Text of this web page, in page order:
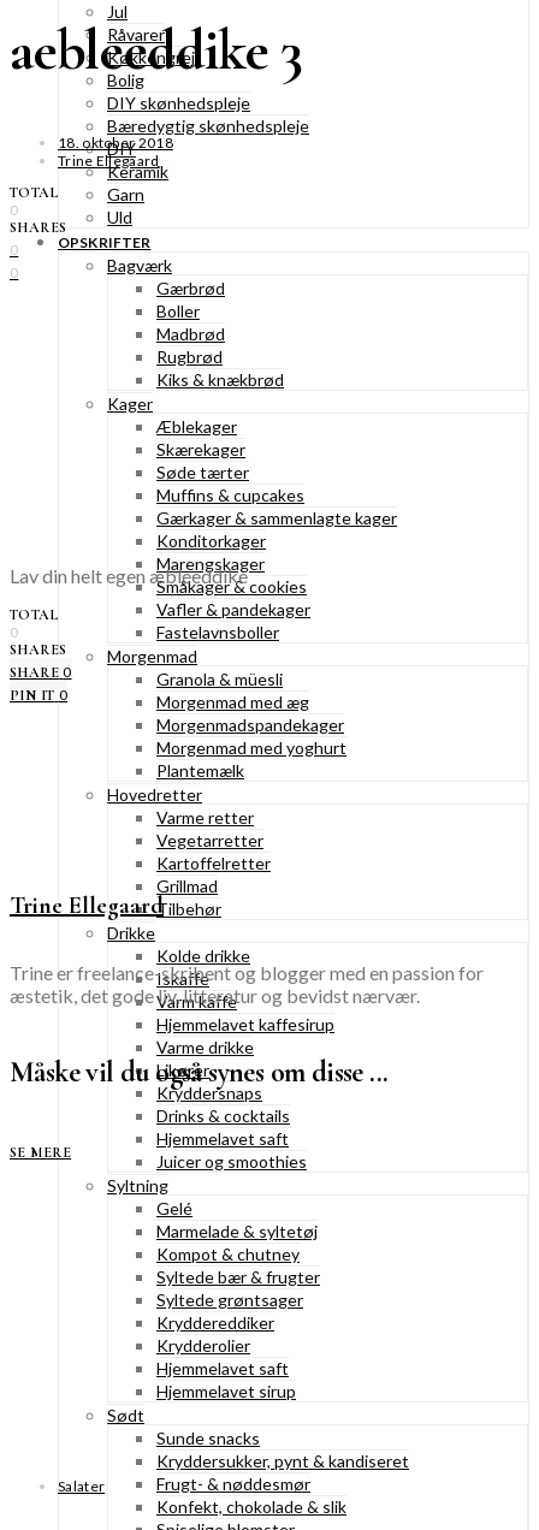
Jul
Råvarer
Køkkengrej
Bolig
DIY skønhedspleje
Bæredygtig skønhedspleje
DIY
Keramik
Garn
Uld
OPSKRIFTER
Bagværk
Gærbrød
Boller
Madbrød
Rugbrød
Kiks & knækbrød
Kager
Æblekager
Skærekager
Søde tærter
Muffins & cupcakes
Gærkager & sammenlagte kager
Konditorkager
Marengskager
Småkager & cookies
Vafler & pandekager
Fastelavnsboller
Morgenmad
Granola & müesli
Morgenmad med æg
Morgenmadspandekager
Morgenmad med yoghurt
Plantemælk
Hovedretter
Varme retter
Vegetarretter
Kartoffelretter
Grillmad
Tilbehør
Drikke
Kolde drikke
Iskaffe
Varm kaffe
Hjemmelavet kaffesirup
Varme drikke
Likører
Kryddersnaps
Drinks & cocktails
Hjemmelavet saft
Juicer og smoothies
Syltning
Gelé
Marmelade & syltetøj
Kompot & chutney
Syltede bær & frugter
Syltede grøntsager
Kryddereddiker
Krydderolier
Hjemmelavet saft
Hjemmelavet sirup
Sødt
Sunde snacks
Kryddersukker, pynt & kandiseret
Frugt- & nøddesmør
Konfekt, chokolade & slik
aebleeddike 3
18. oktober 2018
Trine Ellegaard
TOTAL
0
SHARES
0
0
Lav din helt egen æbleeddike
TOTAL
0
SHARES
SHARE 0
PIN IT 0
Trine Ellegaard
Trine er freelance-skribent og blogger med en passion for
æstetik, det gode liv, litteratur og bevidst nærvær.
Måske vil du også synes om disse ...
SE MERE
Salater